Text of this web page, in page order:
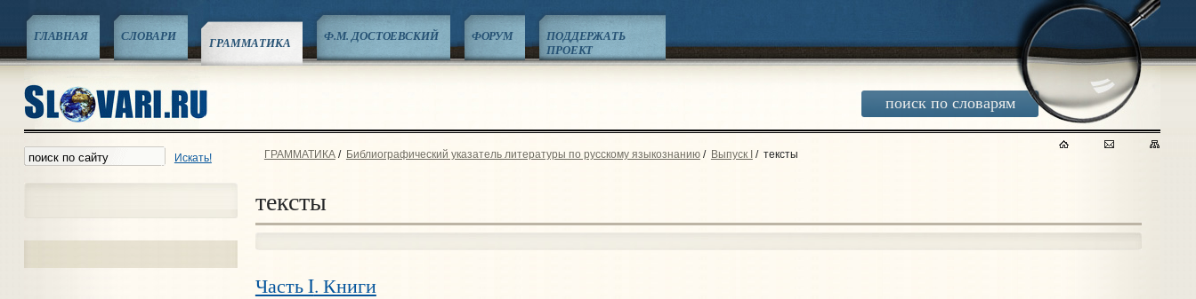
поиск по словарям
ГЛАВНАЯ СЛОВАРИ ГРАММАТИКА Ф.М. ДОСТОЕВСКИЙ ФОРУМ
ПОДДЕРЖАТЬ
ПРОЕКТ
Искать! ГРАММАТИКА/ Библиографический указатель литературы по русскому языкознанию/ Выпуск I / тексты
тексты
Часть I. Книги